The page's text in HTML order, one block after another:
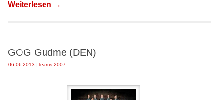
Weiterlesen →
GOG Gudme (DEN)
06.06.2013 |Teams 2007